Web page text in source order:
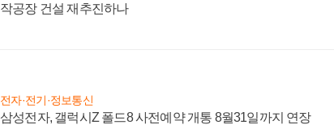
작공장 건설 재추진하나
전자·전기·정보통신
삼성전자, 갤럭시Z 폴드8 사전예약 개통 8월31일까지 연장